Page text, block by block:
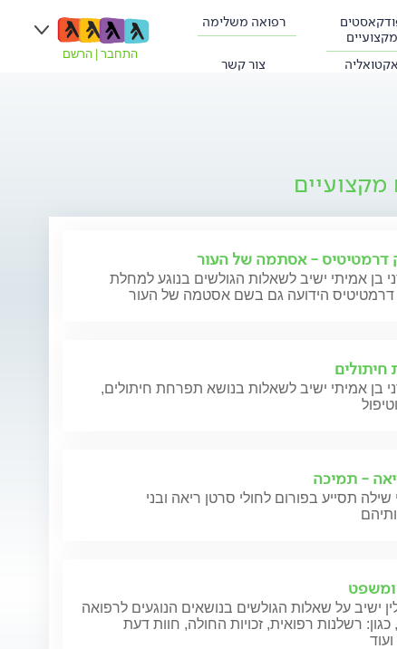
מקצועיים
רפואה משלימה
אקטואליה צור קשר
התחבר הרשם
מקצועיים
דרמטיטיס - אסתמה של העור
בן אמיתי ישיב לשאלות הגולשים בנוגע למחלת
דרמטיטיס הידועה גם בשם אסטמה של העור
בן אמיתי ישיב לשאלות בנושא תפרחת חיתולים,
- תמיכה
תסייע בפורום לחולי סרטן ריאה ובני
ישיב על שאלות הגולשים בנושאים הנוגעים לרפואה
רשלנות רפואית, זכויות החולה, חוות דעת